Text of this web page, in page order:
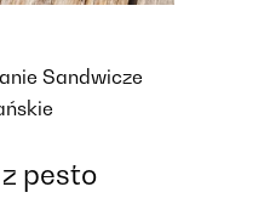
Sandwicze
pesto